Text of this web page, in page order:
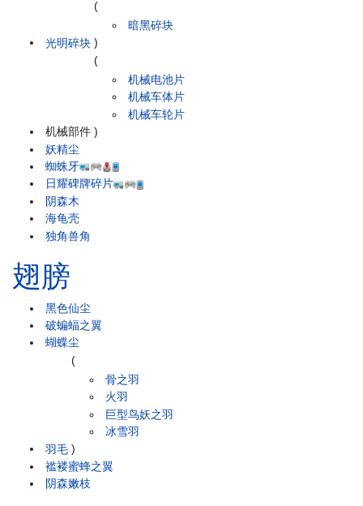
光明碎块
(
暗黑碎块
)
机械部件
(
机械电池片
机械车体片
机械车轮片
)
妖精尘
蜘蛛牙
日耀碑牌碎片
阴森木
海龟壳
独角兽角
翅膀
黑色仙尘
破蝙蝠之翼
蝴蝶尘
羽毛
(
骨之羽
火羽
巨型鸟妖之羽
冰雪羽
)
褴褛蜜蜂之翼
阴森嫩枝